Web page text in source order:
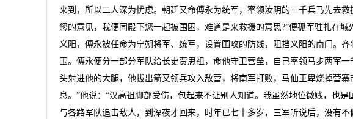
来到，所以二人深为忧虑。朝廷又命傅永为统军，率领汝阴的三千兵马先去
您的意见，我便同殿下您一起被围困，难道是来救援的意思?”便孤军驻扎在
义阳，傅永被任命为宁朔将军、统军，设置围攻的防线，阻挡义阳的南门。
围。傅永便分一部分军队给长史贾思祖，命他守卫营垒，自己率领马步两军
头射进他的大腿，他拔出箭又领兵攻入敌营，将南军打败，马仙王卑烧掉营
息。”他说：“汉高祖脚部受伤，包起来不让别人知道。我虽然地位微贱，也
与各路军队追击敌人，到深夜才回来，时年已七十多岁，三军听说后，没有